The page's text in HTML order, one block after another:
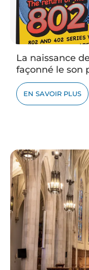
La naissance
façonné le son
EN SAVOIR PLUS